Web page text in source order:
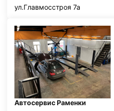
ул.Главмосстроя 7а
Автосервис Раменки